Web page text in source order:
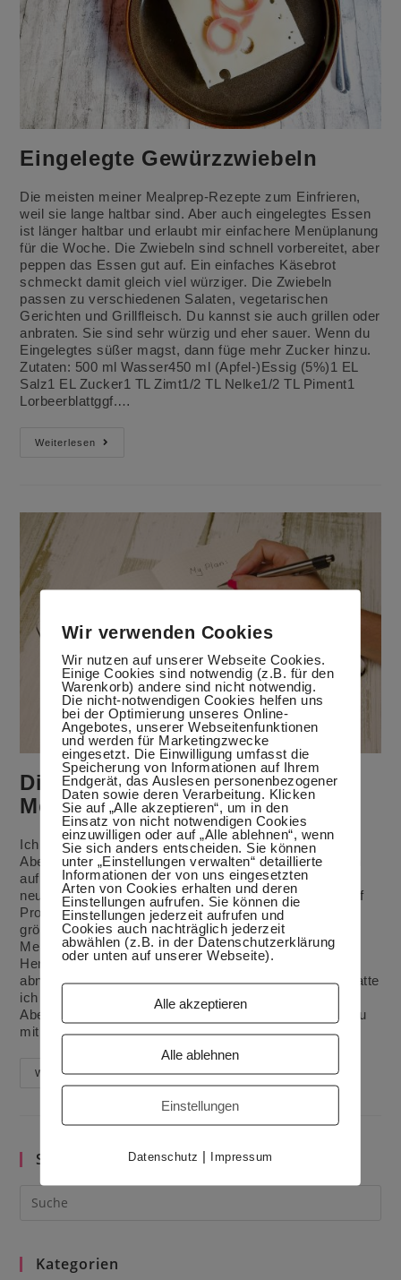
Eingelegte Gewürzzwiebeln
Die meisten meiner Mealprep-Rezepte zum Einfrieren,
weil sie lange haltbar sind. Aber auch eingelegtes Essen
ist länger haltbar und erlaubt mir einfachere Menüplanung
für die Woche. Die Zwiebeln sind schnell vorbereitet, aber
peppen das Essen gut auf. Ein einfaches Käsebrot
schmeckt damit gleich viel würziger. Die Zwiebeln
passen zu verschiedenen Salaten, vegetarischen
Gerichten und Grillfleisch. Du kannst sie auch grillen oder
anbraten. Sie sind sehr würzig und eher sauer. Wenn du
Eingelegtes süßer magst, dann füge mehr Zucker hinzu.
Zutaten: 500 ml Wasser450 ml (Apfel-)Essig (5%)1 EL
Salz1 EL Zucker1 TL Zimt1/2 TL Nelke1/2 TL Piment1
Lorbeerblattggf.…
Weiterlesen
Eingelegte
Diese 5 Probleme kann
Menüplanung lösen
Ich habe schon immer gern gekocht und meistens gut.
Aber wie wohl die meisten von uns, bin ich irgendwann
auf Probleme gestoßen. Und im Laufe der Zeit kamen
neue Herausforderungen in der Küche dazu. Diese fünf
Probleme in der Küchenorganisation waren wohl die
größten und ich konnte sie alle auf einen Schlag mit
Menüplanung lösen. Gesund kochen Die erste
Herausforderung kam als junge Frau, als ich etwas
abnehmen wollte. Mit Studium, Arbeit und Ausgehen hatte
ich nicht immer die Zeit etwas Gesundes zu kochen.
Aber es klappt, wenn du im Voraus planst. So kaufst du
mit klarem…
WeiterlesenDiese
5
Menüplanung
Suche im Blog
Kategorien
Wir verwenden Cookies
Wir nutzen auf unserer Webseite Cookies.
Einige Cookies sind notwendig (z.B. für den
Warenkorb) andere sind nicht notwendig.
Die nicht-notwendigen Cookies helfen uns
bei der Optimierung unseres Online-
Angebotes, unserer Webseitenfunktionen
und werden für Marketingzwecke
eingesetzt. Die Einwilligung umfasst die
Speicherung von Informationen auf Ihrem
Endgerät, das Auslesen personenbezogener
Daten sowie deren Verarbeitung. Klicken
Sie auf „Alle akzeptieren“, um in den
Einsatz von nicht notwendigen Cookies
einzuwilligen oder auf „Alle ablehnen“, wenn
Sie sich anders entscheiden. Sie können
unter „Einstellungen verwalten“ detaillierte
Informationen der von uns eingesetzten
Arten von Cookies erhalten und deren
Einstellungen aufrufen. Sie können die
Einstellungen jederzeit aufrufen und
Cookies auch nachträglich jederzeit
abwählen (z.B. in der Datenschutzerklärung
oder unten auf unserer Webseite).
Alle akzeptieren
Alle ablehnen
Einstellungen
Datenschutz | Impressum